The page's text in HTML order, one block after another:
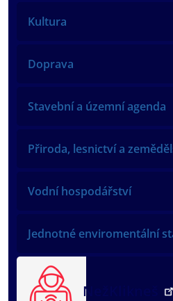
Kultura
Doprava
Stavební a územní agenda
Přiroda, lesnictví a
Vodní hospodářství
Jednotné enviromentální
NežKlikneš